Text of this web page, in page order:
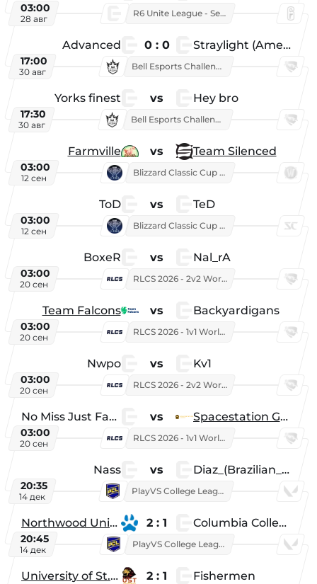
03:00
28 авг
R6 Unite League - Season 1
Advanced 0 : 0 Straylight (American team)
17:00
30 авг
Bell Esports Challenge 2026
Yorks finest vs Hey bro
17:30
30 авг
Bell Esports Challenge 2026
Farmville vs Team Silenced
03:00
12 сен
Blizzard Classic Cup 2026
ToD vs TeD
03:00
12 сен
Blizzard Classic Cup 2026
BoxeR vs Nal_rA
03:00
20 сен
RLCS 2026 - 2v2 World Championship
Team Falcons vs Backyardigans
03:00
20 сен
RLCS 2026 - 1v1 World Championship
Nwpo vs Kv1
03:00
20 сен
RLCS 2026 - 2v2 World Championship
No Miss Just Fake vs Spacestation Gaming
03:00
20 сен
RLCS 2026 - 1v1 World Championship
Nass vs Diaz_(Brazilian_Player)
20:35
14 дек
PlayVS College League 2025: Fall
Northwood University 2 : 1 Columbia College
20:45
14 дек
PlayVS College League 2025: Fall
University of St. Thomas 2 : 1 Fishermen